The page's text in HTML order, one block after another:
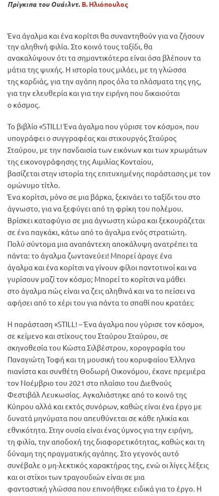
Πρίγκιπα του Ουάιλντ. Β. Ηλιόπουλος
Ένα άγαλμα και ένα κορίτσι θα συναντηθούν για να ζήσουν
την αληθινή φιλία. Στο κοινό τους ταξίδι, θα
ανακαλύψουν ότι τα σημαντικότερα είναι όσα βλέπουν τα
μάτια της ψυχής. Η ιστορία τους μιλάει, με τη γλώσσα
της καρδιάς, για την αγάπη προς όλα τα πλάσματα της γης,
για την ελευθερία και για την ειρήνη που δικαιούται
ο κόσμος.
Το βιβλίο «STILL! Ένα άγαλμα που γύρισε τον κόσμο», που
υπογράφει ο συγγραφέας και στιχουργός Σταύρος
Σταύρου, με την πανδαισία των εικόνων και των χρωμάτων
της εικονογράφησης της Αιμιλίας Κονταίου,
βασίζεται στην ιστορία της επιτυχημένης παράστασης με τον
ομώνυμο τίτλο.
Ένα κορίτσι, μόνο σε μια βάρκα, ξεκινάει το ταξίδι του στο
άγνωστο, για να ξεφύγει από τη φρίκη του πολέμου.
Βρίσκει καταφύγιο σε μια άγνωστη χώρα και ξεκουράζεται
σε ένα παγκάκι, κάτω από το άγαλμα ενός στρατιώτη.
Πολύ σύντομα μια αναπάντεχη αποκάλυψη ανατρέπει τα
πάντα: το άγαλμα ζωντανεύει! Μπορεί άραγε ένα
άγαλμα και ένα κορίτσι να γίνουν φίλοι παντοτινοί και να
γυρίσουν μαζί τον κόσμο; Μπορεί το κορίτσι να μάθει
στο άγαλμα πώς είναι να ζεις αληθινά και να το πείσει να
αφήσει από το χέρι του για πάντα το σπαθί που κρατάει;
Η παράσταση «STILL! – Ένα άγαλμα που γύρισε τον κόσμο»,
σε κείμενο και στίχους του Σταύρου Σταύρου, σε
σκηνοθεσία του Κώστα Σιλβέστρου, χορογραφία του
Παναγιώτη Τοφή και τη μουσική του κορυφαίου Έλληνα
πιανίστα και συνθέτη Θοδωρή Οικονόμου, έκανε πρεμιέρα
τον Νοέμβριο του 2021 στο πλαίσιο του Διεθνούς
Φεστιβάλ Λευκωσίας. Αγκαλιάστηκε από το κοινό της
Κύπρου αλλά και εκτός συνόρων, καθώς είναι ένα έργο με
δυνατά μηνύματα που απευθύνεται σε κάθε ηλικία και
εθνικότητα. Στην ουσία είναι ένας ύμνος για την ειρήνη,
τη φιλία, την αποδοχή της διαφορετικότητας, καθώς και τη
δύναμη της πραγματικής αγάπης. Στο γεγονός αυτό
συνέβαλε ο μη-λεκτικός χαρακτήρας της, ενώ οι λίγες λέξεις
και οι στίχοι των τραγουδιών είναι σε μια
φανταστική γλώσσα που επινοήθηκε ειδικά για το έργο. Η